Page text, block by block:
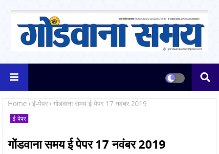
Home ई-पेपर गोंडवाना समय ई पेपर 17 नवंबर 2019
ई-पेपर
गोंडवाना समय ई पेपर 17 नवंबर 2019